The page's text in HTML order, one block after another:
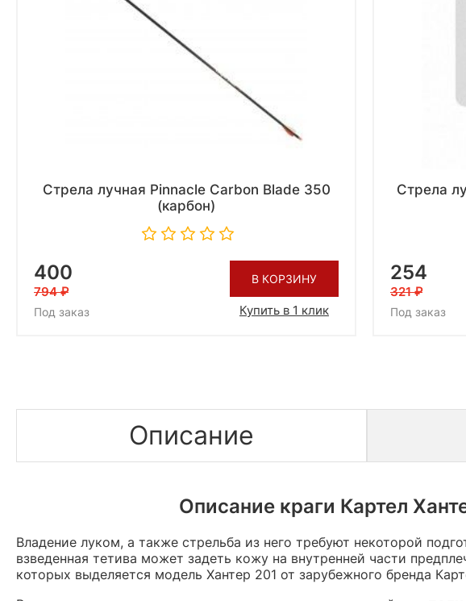
Стрела лучная Pinnacle Carbon Blade 350
(карбон)
400
794
Под заказ
В КОРЗИНУ
Купить в 1 клик
Стрела
254
321
Под заказ
Описание
Описание краги Картел
Владение луком, а также стрельба из него требуют некоторой
взведенная тетива может задеть кожу на внутренней части
которых выделяется модель Хантер 201 от зарубежного бренда